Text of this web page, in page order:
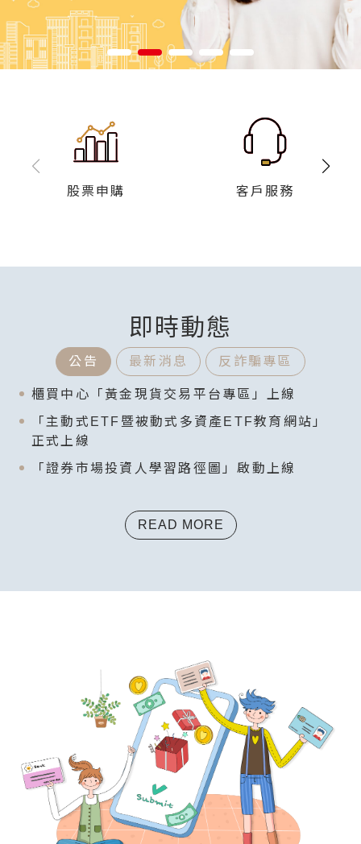
股票申購 客戶服務
即時動態
公告 最新消息 反詐騙專區
櫃買中心「黃金現貨交易平台專區」上線
「主動式ETF暨被動式多資產ETF教育網站」
正式上線
「證券市場投資人學習路徑圖」啟動上線
READ MORE